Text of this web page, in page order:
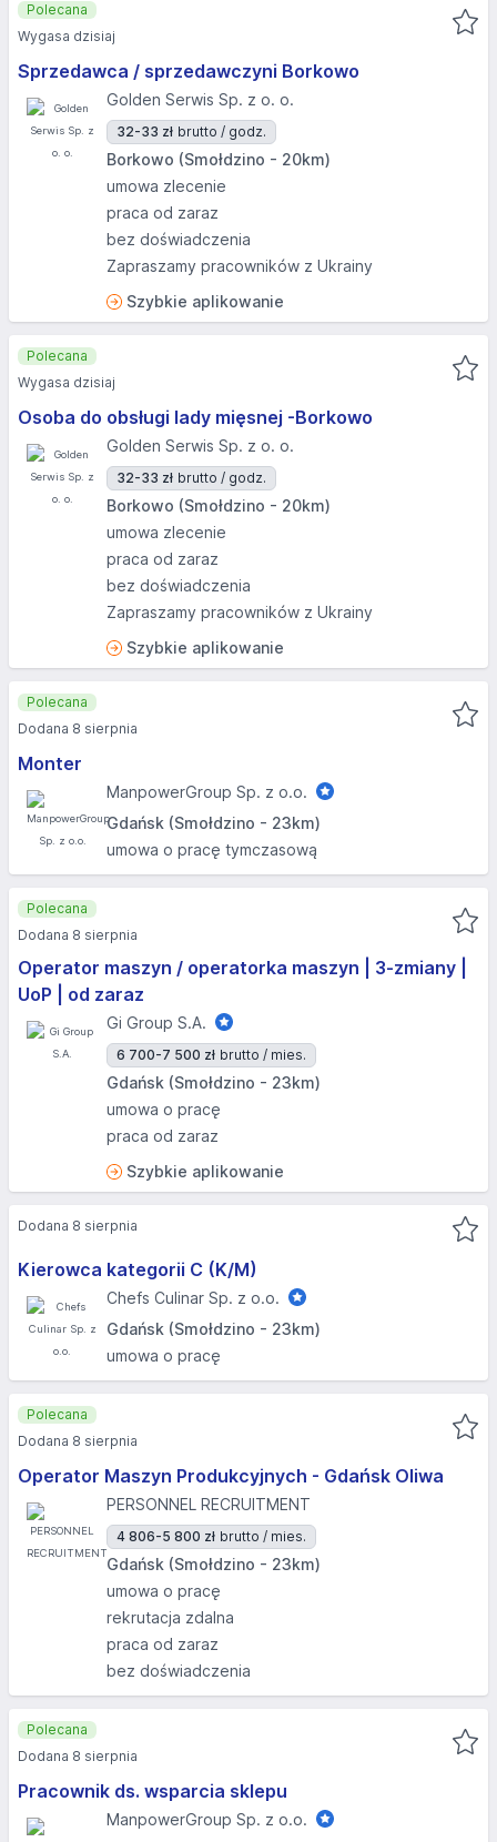
Sprzedawca / sprzedawczyni Borkowo
Golden Serwis Sp. z o. o.
32-33 zł brutto / godz.
Borkowo (Smołdzino - 20km)
umowa zlecenie
praca od zaraz
bez doświadczenia
Zapraszamy pracowników z Ukrainy
Szybkie aplikowanie
Polecana
Wygasa dzisiaj
Osoba do obsługi lady mięsnej -Borkowo
Golden Serwis Sp. z o. o.
32-33 zł brutto / godz.
Borkowo (Smołdzino - 20km)
umowa zlecenie
praca od zaraz
bez doświadczenia
Zapraszamy pracowników z Ukrainy
Szybkie aplikowanie
Polecana
Wygasa dzisiaj
Monter
ManpowerGroup Sp. z o.o.
Gdańsk (Smołdzino - 23km)
umowa o pracę tymczasową
Polecana
Dodana 8 sierpnia
Operator maszyn / operatorka maszyn | 3-zmiany |
UoP | od zaraz
Gi Group S.A.
6 700-7 500 zł brutto / mies.
Gdańsk (Smołdzino - 23km)
umowa o pracę
praca od zaraz
Szybkie aplikowanie
Polecana
Dodana 8 sierpnia
Kierowca kategorii C (K/M)
Chefs Culinar Sp. z o.o.
Gdańsk (Smołdzino - 23km)
umowa o pracę
Dodana 8 sierpnia
Operator Maszyn Produkcyjnych - Gdańsk Oliwa
PERSONNEL RECRUITMENT
4 806-5 800 zł brutto / mies.
Gdańsk (Smołdzino - 23km)
umowa o pracę
rekrutacja zdalna
praca od zaraz
bez doświadczenia
Polecana
Dodana 8 sierpnia
Pracownik ds. wsparcia sklepu
ManpowerGroup Sp. z o.o.
Polecana
Dodana 8 sierpnia